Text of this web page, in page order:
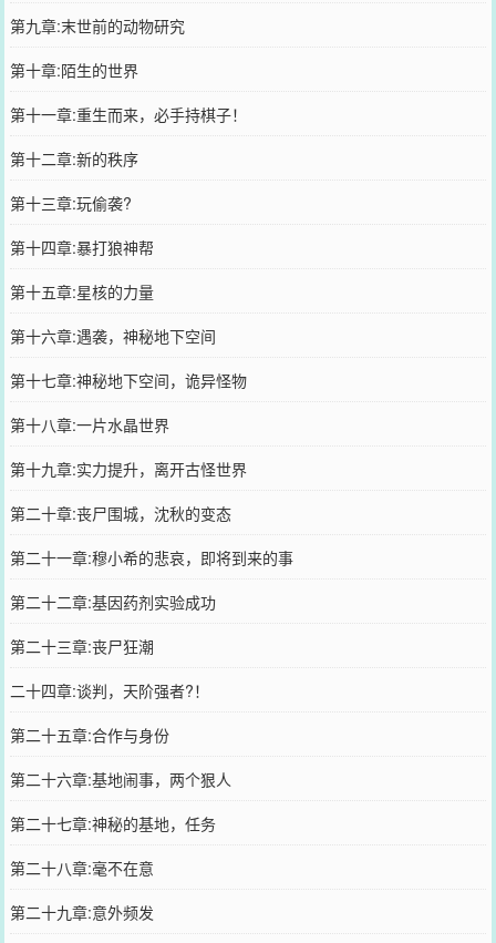
第九章:末世前的动物研究
第十章:陌生的世界
第十一章:重生而来，必手持棋子！
第十二章:新的秩序
第十三章:玩偷袭?
第十四章:暴打狼神帮
第十五章:星核的力量
第十六章:遇袭，神秘地下空间
第十七章:神秘地下空间，诡异怪物
第十八章:一片水晶世界
第十九章:实力提升，离开古怪世界
第二十章:丧尸围城，沈秋的变态
第二十一章:穆小希的悲哀，即将到来的事
第二十二章:基因药剂实验成功
第二十三章:丧尸狂潮
二十四章:谈判，天阶强者?！
第二十五章:合作与身份
第二十六章:基地闹事，两个狠人
第二十七章:神秘的基地，任务
第二十八章:毫不在意
第二十九章:意外频发